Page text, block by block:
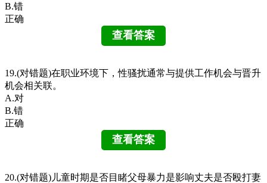
B.错
正确
19.(对错题)在职业环境下，性骚扰通常与提供工作机会与晋升
机会相关联。
A.对
B.错
正确
20.(对错题)儿童时期是否目睹父母暴力是影响丈夫是否殴打妻